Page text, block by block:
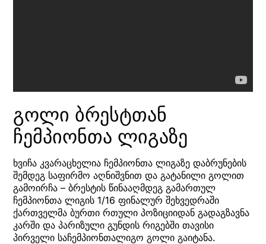
გოლი ბრესტთან
ჩემპიონთა ლიგაზე
ხვიჩა კვარაცხელია ჩემპიონთა ლიგაზე დაბრუნების
შემდეგ საფირმო აღნიშვნით და გატანილი გოლით
გამოირჩა – ბრესტის წინააღმდეგ გამართულ
ჩემპიონთა ლიგის 1/16 ფინალურ შეხვედრაში
ქართველმა ბურთი რთული პოზიციიდან გადაგზავნა
კარში და პარიზული გუნდის რიგებში თავისი
პირველი საჩემპიონთალიგო გოლი გაიტანა.